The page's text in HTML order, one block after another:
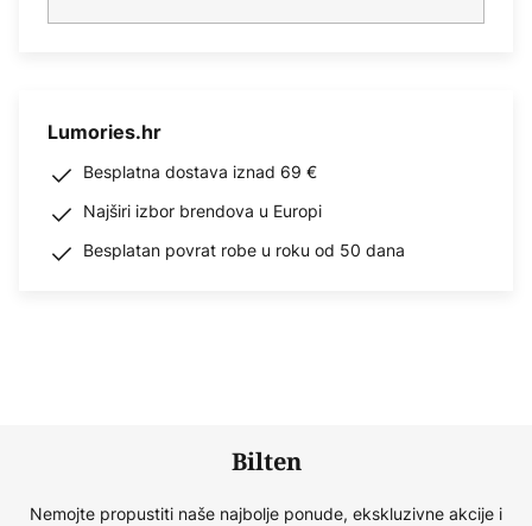
Lumories.hr
Besplatna dostava iznad 69 €
Najširi izbor brendova u Europi
Besplatan povrat robe u roku od 50 dana
Bilten
Nemojte propustiti naše najbolje ponude, ekskluzivne akcije i